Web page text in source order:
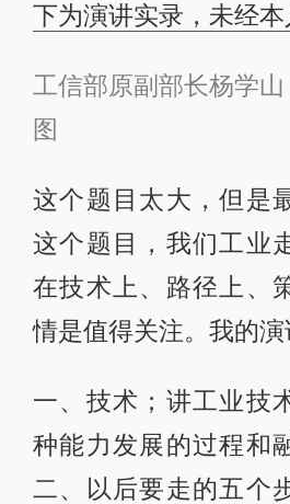
下为演讲实录，未经本
工信部原副部长杨学
图
这个题目太大，但是
这个题目，我们工业
在技术上、路径上、
情是值得关注。我的演
一、技术；讲工业技
种能力发展的过程和
二、以后要走的五个